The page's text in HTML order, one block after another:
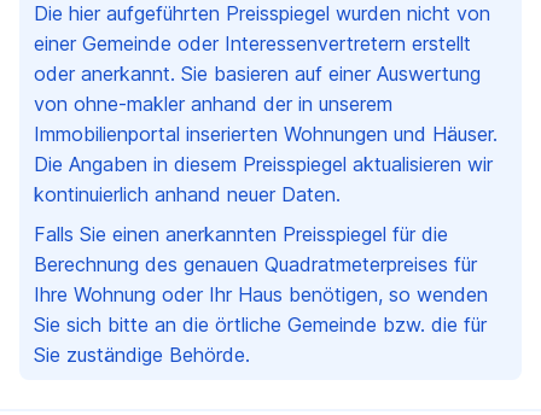
Die hier aufgeführten Preisspiegel wurden nicht von
einer Gemeinde oder Interessenvertretern erstellt
oder anerkannt. Sie basieren auf einer Auswertung
von ohne-makler anhand der in unserem
Immobilienportal inserierten Wohnungen und Häuser.
Die Angaben in diesem Preisspiegel aktualisieren wir
kontinuierlich anhand neuer Daten.
Falls Sie einen anerkannten Preisspiegel für die
Berechnung des genauen Quadratmeterpreises für
Ihre Wohnung oder Ihr Haus benötigen, so wenden
Sie sich bitte an die örtliche Gemeinde bzw. die für
Sie zuständige Behörde.